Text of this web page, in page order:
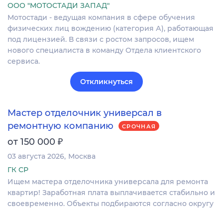
ООО "МОТОСТАДИ ЗАПАД"
Мотостади - ведущая компания в сфере обучения
физических лиц вождению (категория А), работающая
под лицензией. В связи с ростом запросов, ищем
нового специалиста в команду Отдела клиентского
сервиса.
Откликнуться
Мастер отделочник универсал в
ремонтную компанию
СРОЧНАЯ
от 150 000 ₽
03 августа 2026 Москва
ГК СР
Ищем мастера отделочника универсала для ремонта
квартир! Заработная плата выплачивается стабильно и
своевременно. Объекты подбираются согласно округу